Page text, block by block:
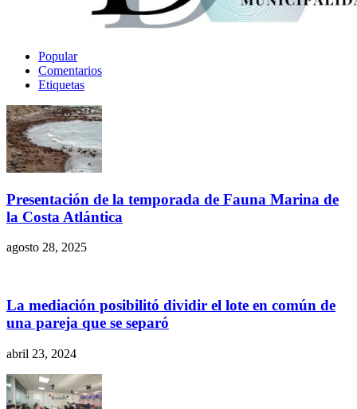
Popular
Comentarios
Etiquetas
Presentación de la temporada de Fauna Marina de
la Costa Atlántica
agosto 28, 2025
La mediación posibilitó dividir el lote en común de
una pareja que se separó
abril 23, 2024